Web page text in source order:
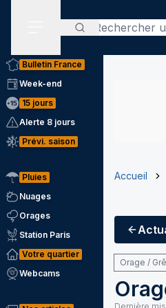
Rechercher
Bulletin France
Week-end
15 jours
Alerte 8 jours
Prévi. saison
Pluies
Nuages
Orages
Station Paris
Votre quartier
Webcams
Accueil
Orage /